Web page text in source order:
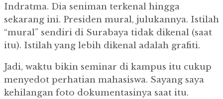
Indratma. Dia seniman terkenal hingga
sekarang ini. Presiden mural, julukannya. Istilah
“mural” sendiri di Surabaya tidak dikenal (saat
itu). Istilah yang lebih dikenal adalah grafiti.
Jadi, waktu bikin seminar di kampus itu cukup
menyedot perhatian mahasiswa. Sayang saya
kehilangan foto dokumentasinya saat itu.